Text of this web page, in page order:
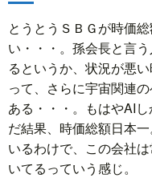
とうとうＳＢＧが時価
い・・・。孫会長と言
るというか、状況が悪
って、さらに宇宙関連
ある・・・。もはやAI
だ結果、時価総額日本
いるわけで、この会社
いてるっていう感じ。